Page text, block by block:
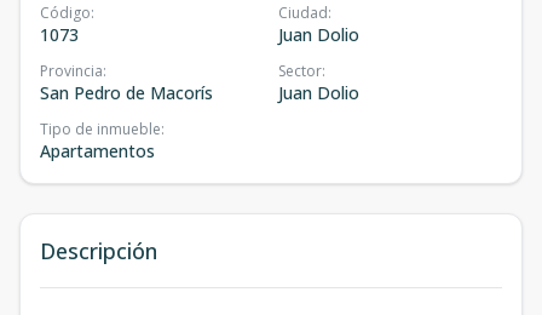
Código:
1073
Ciudad:
Juan Dolio
Provincia:
San Pedro de Macorís
Sector:
Juan Dolio
Tipo de inmueble:
Apartamentos
Descripción